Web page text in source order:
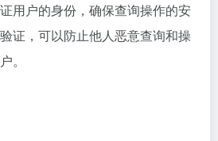
用户的身份，确保查询操作的安
证，可以防止他人恶意查询和操
。